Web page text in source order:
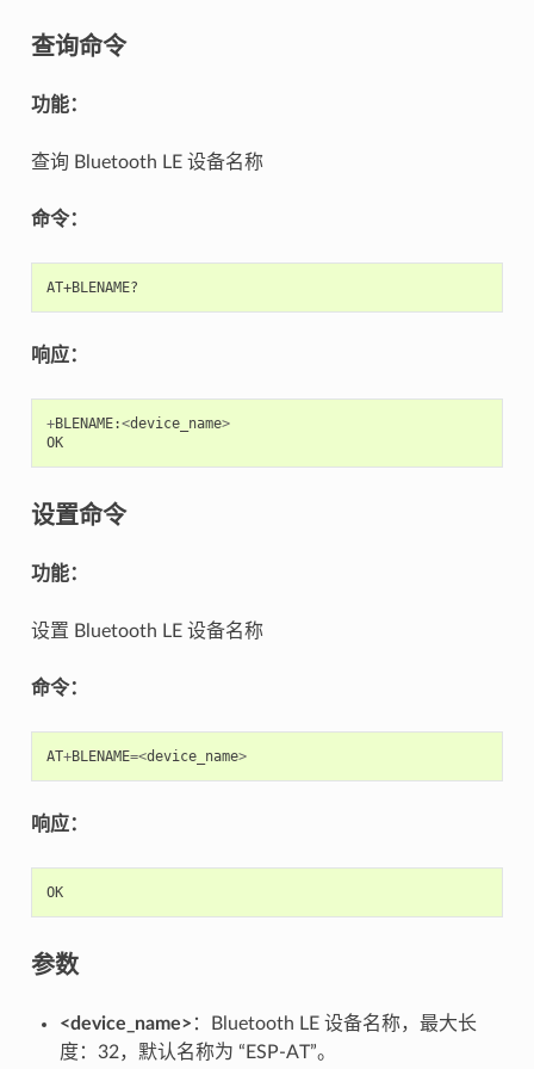
查询命令
功能：
查询 Bluetooth LE 设备名称
命令：
响应：
+BLENAME:<device_name>
OK
设置命令
功能：
设置 Bluetooth LE 设备名称
命令：
AT+BLENAME=<device_name>
响应：
OK
参数
<device_name> ：Bluetooth LE 设备名称，最大长
度：32，默认名称为 “ESP-AT”。